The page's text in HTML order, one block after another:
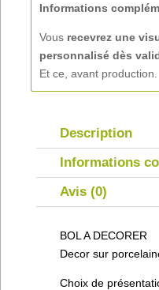
Informations
Vous recevrez une
personnalisé dès
Et ce, avant production.
Description
Informations
Avis (0)
BOL A DECORER
Decor sur
Choix de